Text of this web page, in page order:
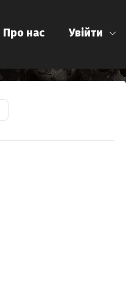
Увійти
Про нас